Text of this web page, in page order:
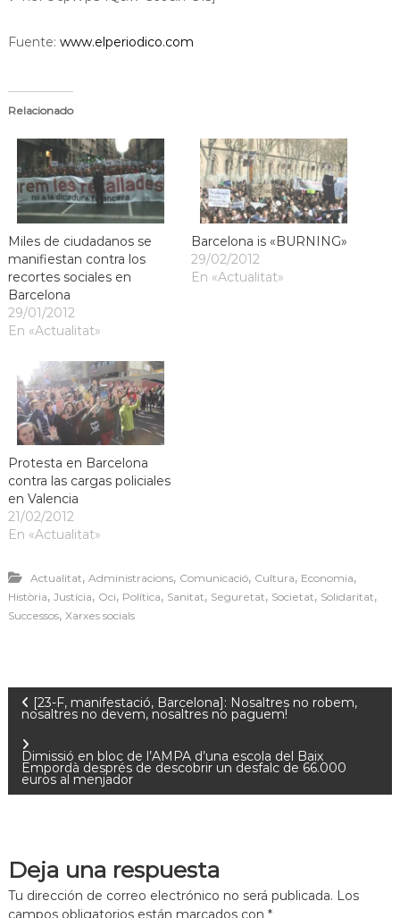
Fuente: www.elperiodico.com
Relacionado
Miles de ciudadanos se
manifiestan contra los
recortes sociales en
Barcelona
29/01/2012
En «Actualitat»
Barcelona is «BURNING»
29/02/2012
En «Actualitat»
Protesta en Barcelona
contra las cargas policiales
en Valencia
21/02/2012
En «Actualitat»
Actualitat, Administracions, Comunicació, Cultura, Economia,
Història, Justícia, Oci, Política, Sanitat, Seguretat, Societat, Solidaritat,
Successos, Xarxes socials
[23-F, manifestació, Barcelona]: Nosaltres no robem,
nosaltres no devem, nosaltres no paguem!
Dimissió en bloc de l’AMPA d’una escola del Baix
Empordà després de descobrir un desfalc de 66.000
euros al menjador
Deja una respuesta
Tu dirección de correo electrónico no será publicada. Los
campos obligatorios están marcados con *